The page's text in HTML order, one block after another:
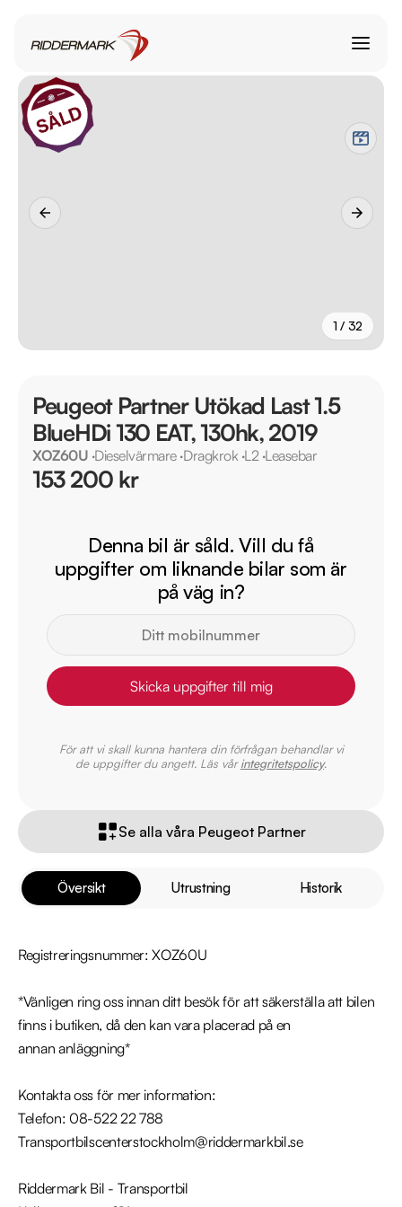
1 / 32
Översikt Utrustning Historik
Registreringsnummer: XOZ60U
*Vänligen ring oss innan ditt besök för att säkerställa att bilen
finns i butiken, då den kan vara placerad på en
annan anläggning*
Kontakta oss för mer information:
Telefon: 08-522 22 788
Transportbilscenterstockholm@riddermarkbil.se
Riddermark Bil - Transportbil
Peugeot Partner Utökad Last 1.5
BlueHDi 130 EAT, 130hk, 2019
XOZ60U ·Dieselvärmare·Dragkrok·L2·Leasebar
153 200 kr
Denna bil är såld. Vill du få
uppgifter om liknande bilar som är
på väg in?
Skicka uppgifter till mig
För att vi skall kunna hantera din förfrågan behandlar vi
de uppgifter du angett. Läs vårintegritetspolicy.
Se alla våra Peugeot Partner